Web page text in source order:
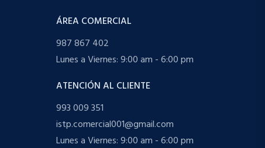
ÁREA COMERCIAL
987 867 402
Lunes a Viernes: 9:00 am - 6:00 pm
ATENCIÓN AL CLIENTE
993 009 351
istp.comercial001@gmail.com
Lunes a Viernes: 9:00 am - 6:00 pm